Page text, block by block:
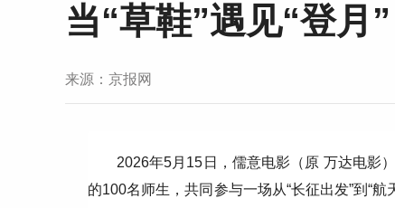
当“草鞋”遇见“登月
来源： 京报网
2026年5月15日，儒意电影（原 万达电影
的100名师生，共同参与一场从“长征出发”到“